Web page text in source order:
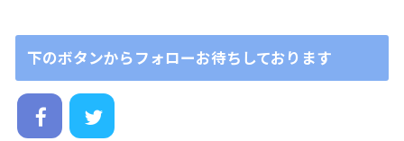
下のボタンからフォローお待ちしております